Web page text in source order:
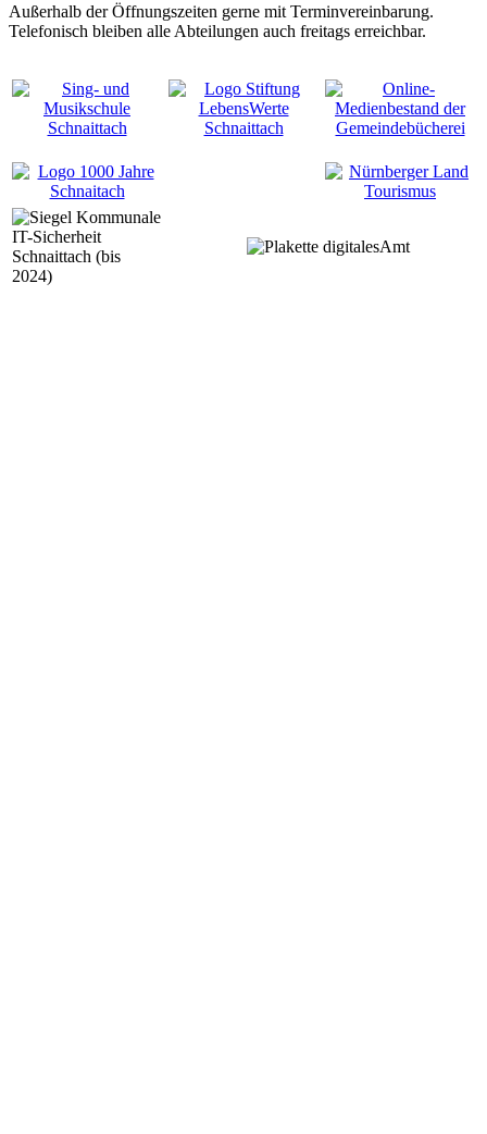
Außerhalb der Öffnungszeiten gerne mit Terminvereinbarung.
Telefonisch bleiben alle Abteilungen auch freitags erreichbar.